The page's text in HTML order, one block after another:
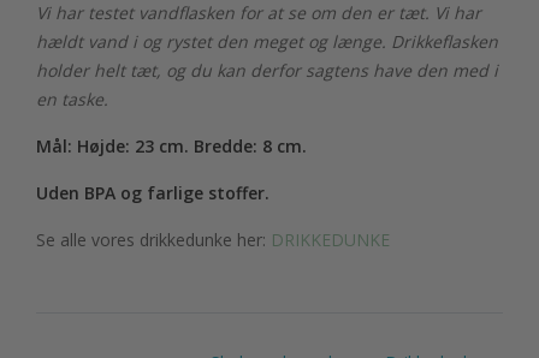
Vi har testet vandflasken for at se om den er tæt. Vi har
hældt vand i og rystet den meget og længe. Drikkeflasken
holder helt tæt, og du kan derfor sagtens have den med i
en taske.
Mål: Højde: 23 cm. Bredde: 8 cm.
Uden BPA og farlige stoffer.
Se alle vores drikkedunke her: DRIKKEDUNKE